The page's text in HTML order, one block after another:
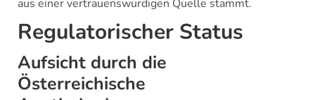
aus einer vertrauenswürdigen Quelle stammt.
Regulatorischer Status
Aufsicht durch die
Österreichische